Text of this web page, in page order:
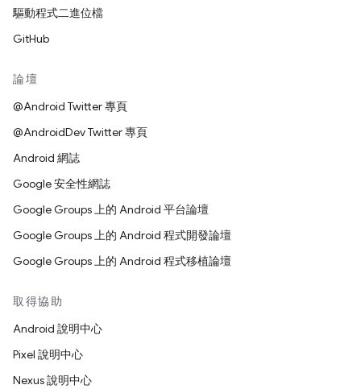
驅動程式二進位檔
GitHub
論壇
@Android Twitter 專頁
@AndroidDev Twitter 專頁
Android 網誌
Google 安全性網誌
Google Groups 上的 Android 平台論壇
Google Groups 上的 Android 程式開發論壇
Google Groups 上的 Android 程式移植論壇
取得協助
Android 說明中心
Pixel 說明中心
Nexus 說明中心